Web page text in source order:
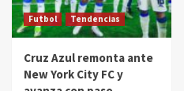
Futbol Tendencias
Cruz Azul remonta ante
New York City FC y